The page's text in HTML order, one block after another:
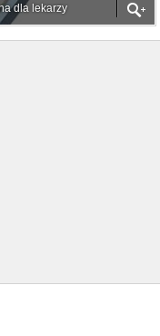
dla lekarzy